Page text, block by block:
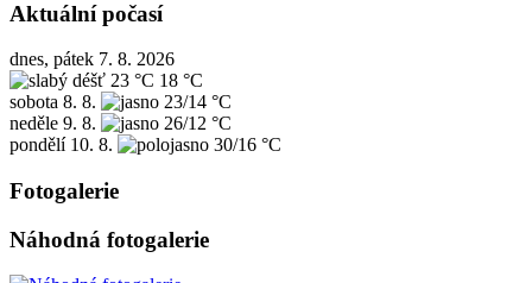
Aktuální počasí
dnes, pátek 7. 8. 2026
23 °C 18 °C
sobota 8. 8.
23/14 °C
neděle 9. 8.
26/12 °C
pondělí 10. 8. 30/16 °C
Fotogalerie
Náhodná fotogalerie